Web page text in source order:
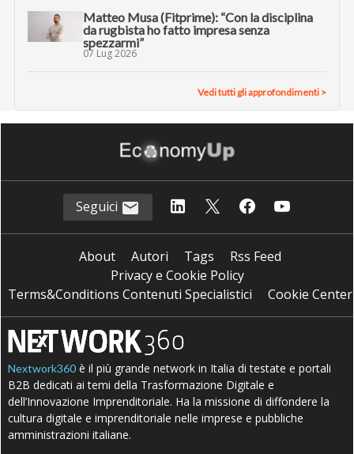
Matteo Musa (Fitprime): “Con la disciplina
da rugbista ho fatto impresa senza
spezzarmi”
07 Lug 2026
Vedi tutti gli approfondimenti >
Seguici
About Autori Tags
Rss Feed
Privacy e Cookie Policy
Terms&Conditions Contenuti Specialistici
Cookie Center
Nextwork360 è il più grande network in Italia di testate e portali
B2B dedicati ai temi della Trasformazione Digitale e
dell’Innovazione Imprenditoriale. Ha la missione di diffondere la
cultura digitale e imprenditoriale nelle imprese e pubbliche
amministrazioni italiane.